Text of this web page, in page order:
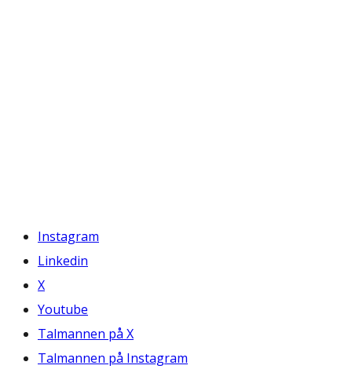
Instagram
Linkedin
X
Youtube
Talmannen på X
Talmannen på Instagram